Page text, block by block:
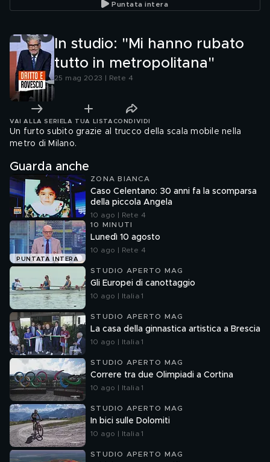
Puntata intera
In studio: "Mi hanno rubato
tutto in metropolitana"
25 mag 2023 | Rete 4
VAI ALLA SERIE LA TUA LISTA CONDIVIDI
Un furto subito grazie al trucco della scala mobile nella
metro di Milano.
Guarda anche
ZONA BIANCA
Caso Celentano: 30 anni fa la scomparsa
della piccola Angela
10 ago | Rete 4
PUNTATA INTERA
10 MINUTI
Lunedì 10 agosto
10 ago | Rete 4
STUDIO APERTO MAG
Gli Europei di canottaggio
10 ago | Italia 1
STUDIO APERTO MAG
La casa della ginnastica artistica a Brescia
10 ago | Italia 1
STUDIO APERTO MAG
Correre tra due Olimpiadi a Cortina
10 ago | Italia 1
STUDIO APERTO MAG
In bici sulle Dolomiti
10 ago | Italia 1
STUDIO APERTO MAG